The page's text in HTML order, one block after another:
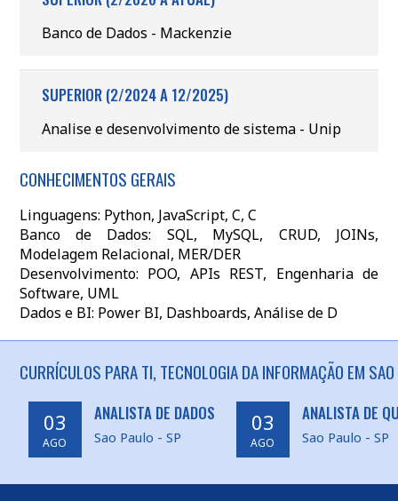
Banco de Dados - Mackenzie
SUPERIOR (2/2024 A 12/2025)
Analise e desenvolvimento de sistema - Unip
CONHECIMENTOS GERAIS
Linguagens: Python, JavaScript, C, C
Banco de Dados: SQL, MySQL, CRUD, JOINs,
Modelagem Relacional, MER/DER
Desenvolvimento: POO, APIs REST, Engenharia de
Software, UML
Dados e BI: Power BI, Dashboards, Análise de D
CURRÍCULOS PARA TI, TECNOLOGIA DA INFORMAÇÃO EM
03
AGO
ANALISTA DE DADOS
Sao Paulo - SP
03
AGO
ANALISTA DE
Sao Paulo - SP